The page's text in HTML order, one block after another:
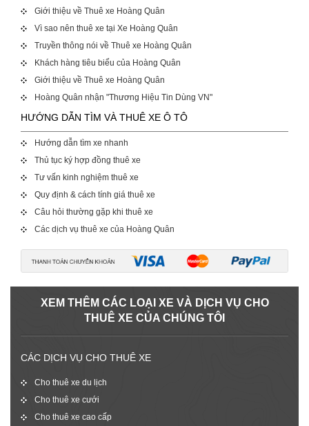
Giới thiệu về Thuê xe Hoàng Quân
Vì sao nên thuê xe tại Xe Hoàng Quân
Truyền thông nói về Thuê xe Hoàng Quân
Khách hàng tiêu biểu của Hoàng Quân
Giới thiệu về Thuê xe Hoàng Quân
Hoàng Quân nhận "Thương Hiệu Tin Dùng VN"
HƯỚNG DẪN TÌM VÀ THUÊ XE Ô TÔ
Hướng dẫn tìm xe nhanh
Thủ tục ký hợp đồng thuê xe
Tư vấn kinh nghiệm thuê xe
Quy định & cách tính giá thuê xe
Câu hỏi thường gặp khi thuê xe
Các dịch vụ thuê xe của Hoàng Quân
XEM THÊM CÁC LOẠI XE VÀ DỊCH VỤ CHO
THUÊ XE CỦA CHÚNG TÔI
CÁC DỊCH VỤ CHO THUÊ XE
Cho thuê xe du lịch
Cho thuê xe cưới
Cho thuê xe cao cấp